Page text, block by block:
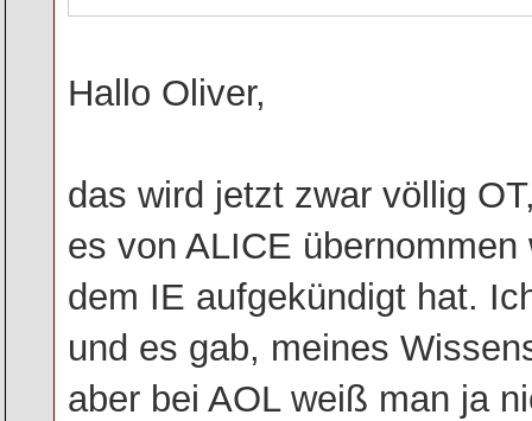
Hallo Oliver,
das wird jetzt zwar völlig
es von ALICE
dem IE aufgekündigt hat.
und es gab, meines
aber bei AOL weiß man ja